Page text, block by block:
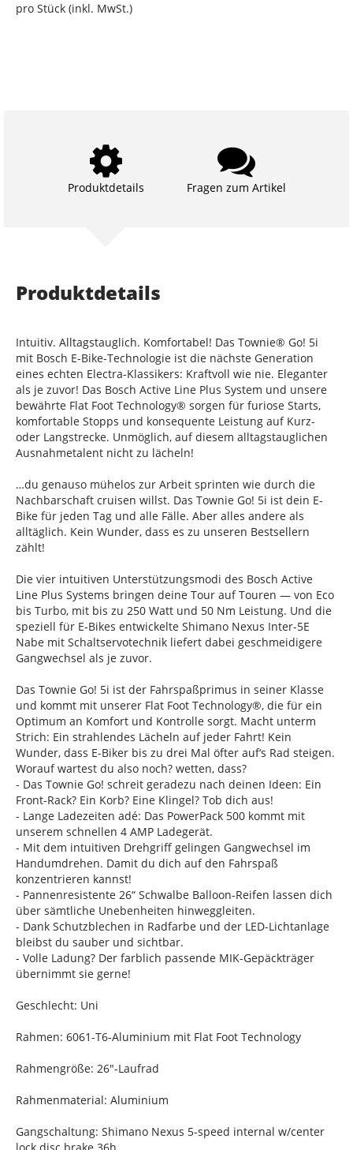
pro Stück (inkl. MwSt.)
Produktdetails Fragen zum Artikel
Produktdetails
Intuitiv. Alltagstauglich. Komfortabel! Das Townie® Go! 5i
mit Bosch E-Bike-Technologie ist die nächste Generation
eines echten Electra-Klassikers: Kraftvoll wie nie. Eleganter
als je zuvor! Das Bosch Active Line Plus System und unsere
bewährte Flat Foot Technology® sorgen für furiose Starts,
komfortable Stopps und konsequente Leistung auf Kurz-
oder Langstrecke. Unmöglich, auf diesem alltagstauglichen
Ausnahmetalent nicht zu lächeln!
…du genauso mühelos zur Arbeit sprinten wie durch die
Nachbarschaft cruisen willst. Das Townie Go! 5i ist dein E-
Bike für jeden Tag und alle Fälle. Aber alles andere als
alltäglich. Kein Wunder, dass es zu unseren Bestsellern
zählt!
Die vier intuitiven Unterstützungsmodi des Bosch Active
Line Plus Systems bringen deine Tour auf Touren — von Eco
bis Turbo, mit bis zu 250 Watt und 50 Nm Leistung. Und die
speziell für E-Bikes entwickelte Shimano Nexus Inter-5E
Nabe mit Schaltservotechnik liefert dabei geschmeidigere
Gangwechsel als je zuvor.
Das Townie Go! 5i ist der Fahrspaßprimus in seiner Klasse
und kommt mit unserer Flat Foot Technology®, die für ein
Optimum an Komfort und Kontrolle sorgt. Macht unterm
Strich: Ein strahlendes Lächeln auf jeder Fahrt! Kein
Wunder, dass E-Biker bis zu drei Mal öfter auf‘s Rad steigen.
Worauf wartest du also noch? wetten, dass?
- Das Townie Go! schreit geradezu nach deinen Ideen: Ein
Front-Rack? Ein Korb? Eine Klingel? Tob dich aus!
- Lange Ladezeiten adé: Das PowerPack 500 kommt mit
unserem schnellen 4 AMP Ladegerät.
- Mit dem intuitiven Drehgriff gelingen Gangwechsel im
Handumdrehen. Damit du dich auf den Fahrspaß
konzentrieren kannst!
- Pannenresistente 26“ Schwalbe Balloon-Reifen lassen dich
über sämtliche Unebenheiten hinweggleiten.
- Dank Schutzblechen in Radfarbe und der LED-Lichtanlage
bleibst du sauber und sichtbar.
- Volle Ladung? Der farblich passende MIK-Gepäckträger
übernimmt sie gerne!
Geschlecht: Uni
Rahmen: 6061-T6-Aluminium mit Flat Foot Technology
Rahmengröße: 26"-Laufrad
Rahmenmaterial: Aluminium
Gangschaltung: Shimano Nexus 5-speed internal w/center